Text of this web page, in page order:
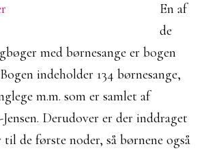
En af
de
med børnesange er bogen
indeholder 134 børnesange,
m.m. som er samlet af
Derudover er der inddraget
de første noder, så børnene også